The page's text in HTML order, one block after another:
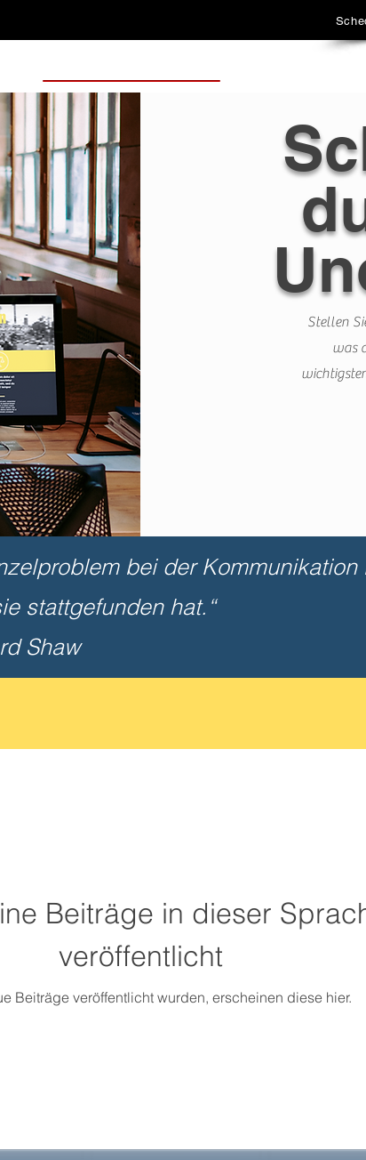
Stellen
was
bei der Kommunikation
stattgefunden hat.“
Shaw
Beiträge in dieser
veröffentlicht
Beiträge veröffentlicht wurden, erscheinen diese hier.